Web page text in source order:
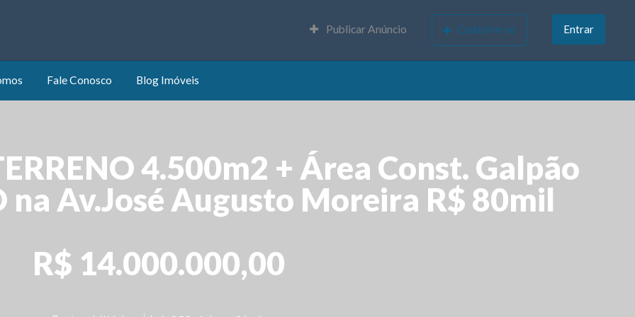
Publicar Anúncio Cadastre-se Entrar
Fale Conosco Blog Imóveis
4.500m2 + Área Const. Galpão
na Av.José Augusto Moreira R$ 80mil
R$ 14.000.000,00